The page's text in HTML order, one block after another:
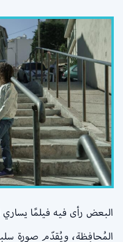
البعض رأى فيه فيلمًا يساري
المُحافِظة، ويُقدّم صورة